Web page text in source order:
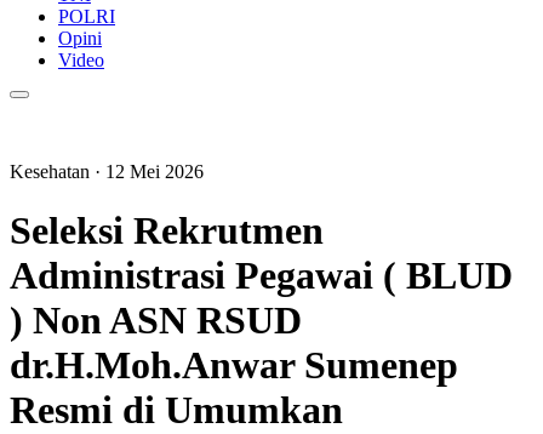
POLRI
Opini
Video
Kesehatan · 12 Mei 2026
Seleksi Rekrutmen
Administrasi Pegawai ( BLUD
) Non ASN RSUD
dr.H.Moh.Anwar Sumenep
Resmi di Umumkan